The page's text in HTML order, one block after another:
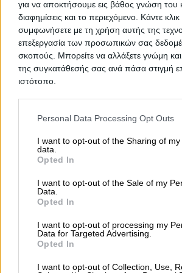
για να αποκτήσουμε εις βάθος γνώση του
διαφημίσεις και το περιεχόμενο. Κάντε
συμφωνήσετε με τη χρήση αυτής της
επεξεργασία των προσωπικών σας
σκοπούς. Μπορείτε να αλλάξετε γνώμη και
της συγκατάθεσής σας ανά πάσα στιγμή
ιστότοπο.
Please note that this website/app uses
and may gather and store information
to Google and its third-party tags to use
purposes in below Google consent section.
Personal Data Processing Opt Outs
I want to opt-out of the Sharing of
data.
Opted In
I want to opt-out of the Sale of my
Data.
Opted In
I want to opt-out of processing my
Data for Targeted Advertising.
Opted In
I want to opt-out of Collection, Use,
Καταστήματα Ρούχων
Γυμνασιάρχου Κατεβαίνη 3, Σάμος
Moschino - Painura Studio - Tommy
Cavaletti - Desigual - Guess - Lucifair
Longchamp -
μόδας του νησιού, γεμάτη
ανήκει στην κυρία Μουστάκα
Αντιπροσωπεύει τις σύγχρονες
υπόσχεται να συνεχίσει με τον ίδιο
Τηλέφωνο:2273023841
Μαραθόκαμπος
Τσεσμετζή Σταματία Ξ.
Κατάστημα Γυναικείων Ενδυμάτων
Καταστήματα Ρούχων
Τηλέφωνο:
Μαραθόκαμπος
PHILLY (Σουρής Σταμάτιος Χ.)
Κατάστημα Ανδρικών - Γυναικείων
Καταστήματα Ρούχων